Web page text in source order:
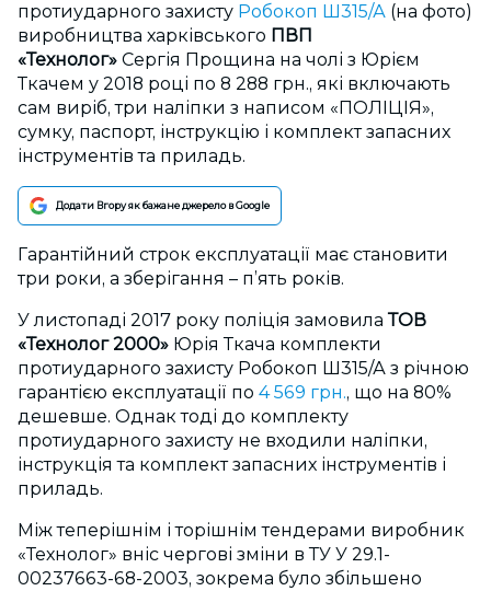
протиударного захисту Робокоп Ш315/А (на фото)
виробництва харківського ПВП
«Технолог» Сергія Прощина на чолі з Юрієм
Ткачем у 2018 році по 8 288 грн., які включають
сам виріб, три наліпки з написом «ПОЛІЦІЯ»,
сумку, паспорт, інструкцію і комплект запасних
інструментів та приладь.
Додати Вгору як бажане джерело в Google
Гарантійний строк експлуатації має становити
три роки, а зберігання – п’ять років.
У листопаді 2017 року поліція замовилаТОВ
«Технолог 2000» Юрія Ткача комплекти
протиударного захисту Робокоп Ш315/А з річною
гарантією експлуатації по 4 569 грн., що на 80%
дешевше. Однак тоді до комплекту
протиударного захисту не входили наліпки,
інструкція та комплект запасних інструментів і
приладь.
Між теперішнім і торішнім тендерами виробник
«Технолог» вніс чергові зміни в ТУ У 29.1-
00237663-68-2003, зокрема було збільшено